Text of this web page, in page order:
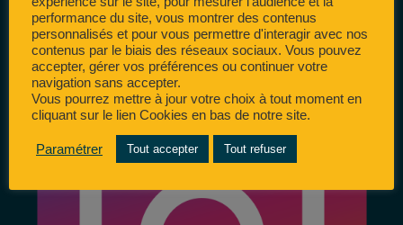
performance du site, vous montrer des contenus
personnalisés et pour vous permettre d'interagir avec nos
contenus par le biais des réseaux sociaux. Vous pouvez
accepter, gérer vos préférences ou continuer votre
navigation sans accepter.
Vous pourrez mettre à jour votre choix à tout moment en
cliquant sur le lien Cookies en bas de notre site.
Paramétrer Tout accepter Tout refuser